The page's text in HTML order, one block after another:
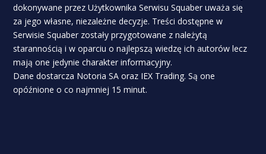
dokonywane przez Użytkownika Serwisu Squaber uważa się
za jego własne, niezależne decyzje. Treści dostępne w
Serwisie Squaber zostały przygotowane z należytą
starannością i w oparciu o najlepszą wiedzę ich autorów lecz
mają one jedynie charakter informacyjny.
Dane dostarcza Notoria SA oraz IEX Trading. Są one
opóźnione o co najmniej 15 minut.